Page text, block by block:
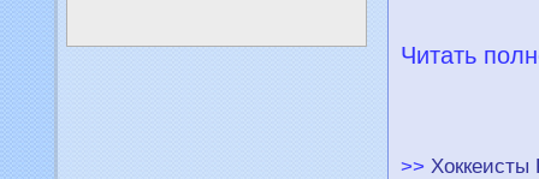
Читать
>> Хоккеисты